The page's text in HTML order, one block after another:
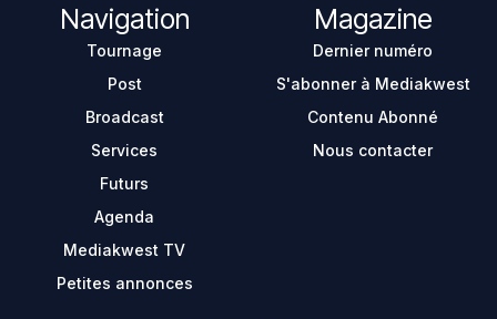
Navigation
Tournage
Post
Broadcast
Services
Futurs
Agenda
Mediakwest TV
Petites annonces
Magazine
Dernier numéro
S'abonner à Mediakwest
Contenu Abonné
Nous contacter